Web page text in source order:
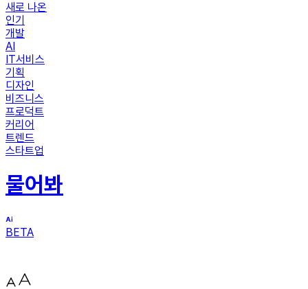
새로 나온
인기
개발
AI
IT서비스
기획
디자인
비즈니스
프로덕트
커리어
트렌드
스타트업
물어봐
BETA